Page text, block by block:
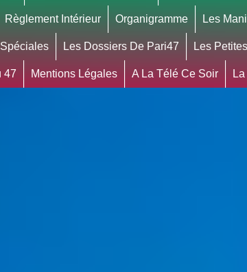
Règlement Intérieur Organigramme Les
Les Dossiers De Pari47 Les
47 Mentions Légales A La Télé Ce Soir